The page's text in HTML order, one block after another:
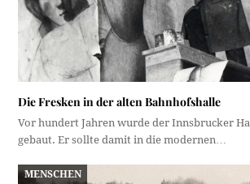
Die Fresken in der alten Bahnhofshalle
Vor hundert Jahren wurde der Innsbrucker
gebaut. Er sollte damit in die modernen…
MENSCHEN